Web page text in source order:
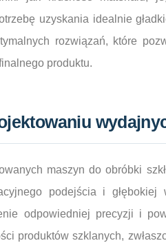
uzyskania idealnie
rozwiązań, które
produktu.
maszyn do obróbki
podejścia i
odpowiedniej precyzji i
produktów szklanych,